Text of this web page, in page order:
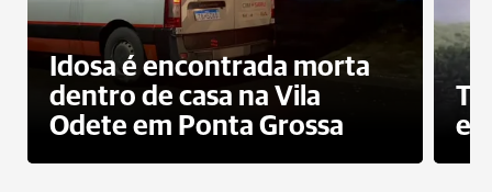
Idosa é encontrada morta
dentro de casa na Vila
Odete em Ponta Grossa
e